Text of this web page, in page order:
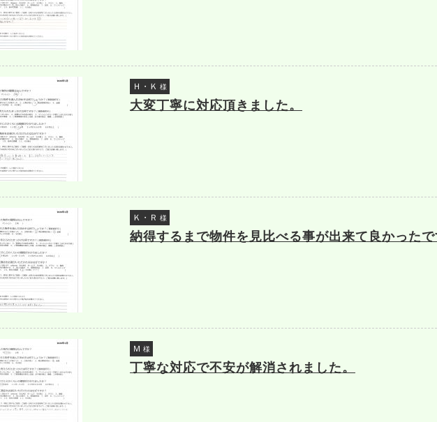
Ｈ・Ｋ 様
大変丁寧に対応頂きました。
Ｋ・Ｒ 様
納得するまで物件を見比べる事が出来て良かった
Ｍ 様
丁寧な対応で不安が解消されました。